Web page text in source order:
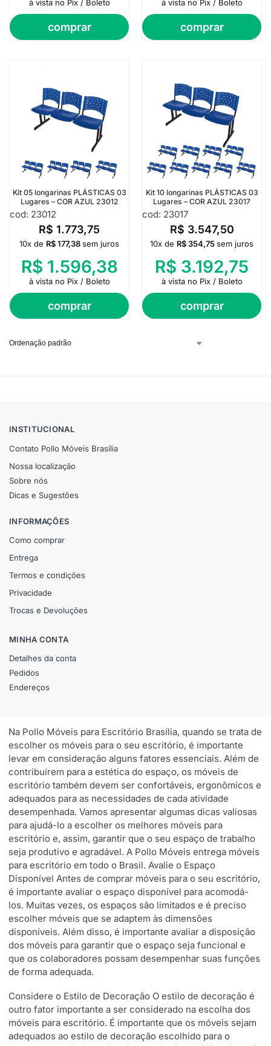
comprar
à vista no Pix / Boleto
comprar
à vista no Pix / Boleto
Kit 05 longarinas PLÁSTICAS 03
Lugares – COR AZUL 23012
cod: 23012
R$ 1.773,75
comprar
10x de R$177,38sem juros
R$ 1.596,38
à vista no Pix / Boleto
Kit 10 longarinas PLÁSTICAS 03
Lugares – COR AZUL 23017
cod: 23017
R$ 3.547,50
comprar
10x de R$354,75sem juros
R$ 3.192,75
à vista no Pix / Boleto
INSTITUCIONAL
Contato Pollo Móveis Brasília
Nossa localização
Sobre nós
Dicas e Sugestões
INFORMAÇÕES
Como comprar
Entrega
Termos e condições
Privacidade
Trocas e Devoluções
MINHA CONTA
Detalhes da conta
Pedidos
Endereços
Na Pollo Móveis para Escritório Brasília, quando se trata de
escolher os móveis para o seu escritório, é importante
levar em consideração alguns fatores essenciais. Além de
contribuírem para a estética do espaço, os móveis de
escritório também devem ser confortáveis, ergonômicos e
adequados para as necessidades de cada atividade
desempenhada. Vamos apresentar algumas dicas valiosas
para ajudá-lo a escolher os melhores móveis para
escritório e, assim, garantir que o seu espaço de trabalho
seja produtivo e agradável. A Pollo Móveis entrega móveis
para escritório em todo o Brasil. Avalie o Espaço
Disponível Antes de comprar móveis para o seu escritório,
é importante avaliar o espaço disponível para acomodá-
los. Muitas vezes, os espaços são limitados e é preciso
escolher móveis que se adaptem às dimensões
disponíveis. Além disso, é importante avaliar a disposição
dos móveis para garantir que o espaço seja funcional e
que os colaboradores possam desempenhar suas funções
de forma adequada.
Considere o Estilo de Decoração O estilo de decoração é
outro fator importante a ser considerado na escolha dos
móveis para escritório. É importante que os móveis sejam
adequados ao estilo de decoração escolhido para o